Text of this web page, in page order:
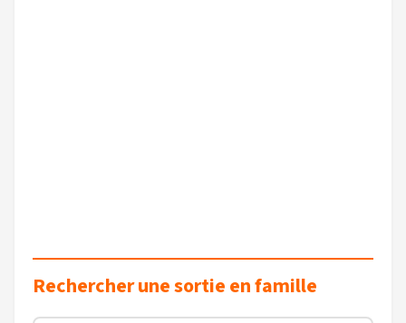
Rechercher une sortie en famille